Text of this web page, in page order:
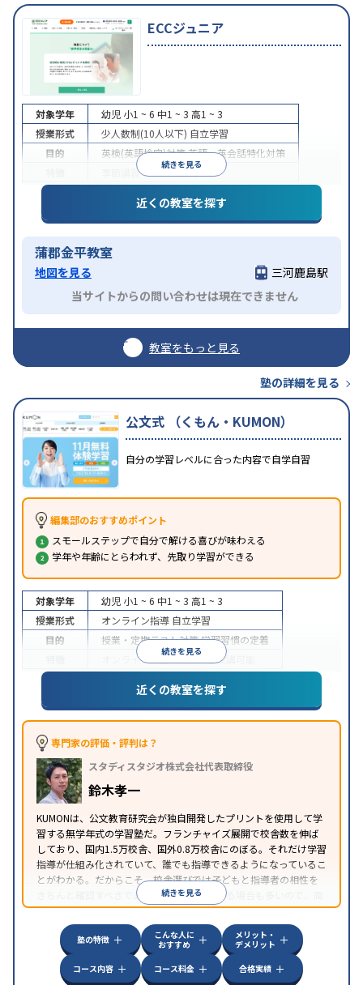
ECCジュニア
続きを見る
対象学年 幼児 小1 ~ 6 中1 ~ 3 高1 ~ 3
授業形式
少人数制(10人以下) 自立学習
目的
英検(英語検定)対策英語・英会話特化対策
季節講習のみの受講可
近くの教室を探す
蒲郡金平教室
地図を見る
三河鹿島駅
当サイトからの問い合わせは現在できません
教室をもっと見る
塾の詳細を見る
公文式 （くもん・KUMON）
自分の学習レベルに合った内容で自学自習
編集部のおすすめポイント
スモールステップで自分で解ける喜びが味わえる
学年や年齢にとらわれず、先取り学習ができる
続きを見る
対象学年 幼児 小1 ~ 6 中1 ~ 3 高1 ~ 3
授業形式
オンライン指導 自立学習
目的
授業・定期テスト対策学習習慣の定着
オンライン対応1科目から受講可能
近くの教室を探す
専門家の評価・評判は？
スタディスタジオ株式会社代表取締役
鈴木孝一
KUMONは、公文教育研究会が独自開発したプリントを使用して学
習する無学年式の学習塾だ。フランチャイズ展開で校舎数を伸ば
しており、国内1.5万校舎、国外0.8万校舎にのぼる。それだけ学習
指導が仕組み化されていて、誰でも指導できるようになっているこ
とがわかる。だからこそ、校舎選びでは子どもと指導者の相性を
きちんと確認すべきである。近所に2校舎ある場合も多いので、両
方見学してみることをオススメする。
続きを見る
塾の特徴
こんな人に
おすすめ
メリット・
デメリット
コース内容
コース料金 合格実績